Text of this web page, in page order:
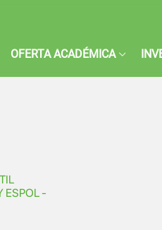
OFERTA ACADÉMICA
ESPOL -